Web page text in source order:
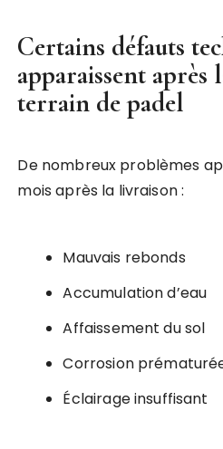
Certains défauts
apparaissent après
terrain de padel
De nombreux problèmes
mois après la livraison :
Mauvais rebonds
Accumulation d’eau
Affaissement du sol
Corrosion
Éclairage insuffisant